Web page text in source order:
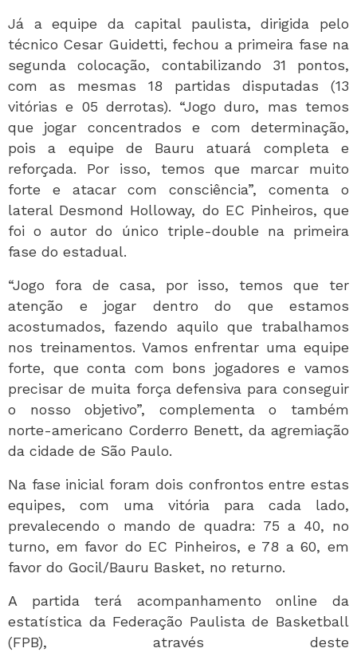
Já a equipe da capital paulista, dirigida pelo
técnico Cesar Guidetti, fechou a primeira fase na
segunda colocação, contabilizando 31 pontos,
com as mesmas 18 partidas disputadas (13
vitórias e 05 derrotas). “Jogo duro, mas temos
que jogar concentrados e com determinação,
pois a equipe de Bauru atuará completa e
reforçada. Por isso, temos que marcar muito
forte e atacar com consciência”, comenta o
lateral Desmond Holloway, do EC Pinheiros, que
foi o autor do único triple-double na primeira
fase do estadual.
“Jogo fora de casa, por isso, temos que ter
atenção e jogar dentro do que estamos
acostumados, fazendo aquilo que trabalhamos
nos treinamentos. Vamos enfrentar uma equipe
forte, que conta com bons jogadores e vamos
precisar de muita força defensiva para conseguir
o nosso objetivo”, complementa o também
norte-americano Corderro Benett, da agremiação
da cidade de São Paulo.
Na fase inicial foram dois confrontos entre estas
equipes, com uma vitória para cada lado,
prevalecendo o mando de quadra: 75 a 40, no
turno, em favor do EC Pinheiros, e 78 a 60, em
favor do Gocil/Bauru Basket, no returno.
A partida terá acompanhamento online da
estatística da Federação Paulista de Basketball
(FPB), através deste